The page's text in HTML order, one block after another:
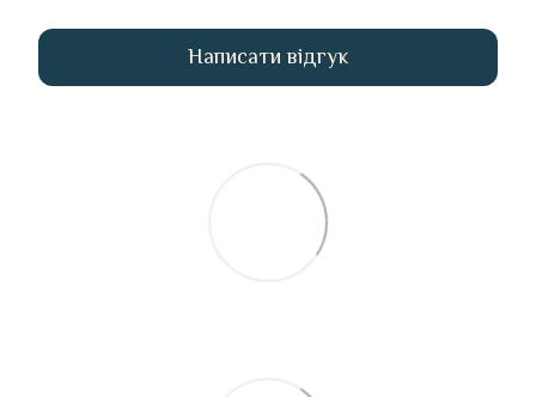
Написати відгук